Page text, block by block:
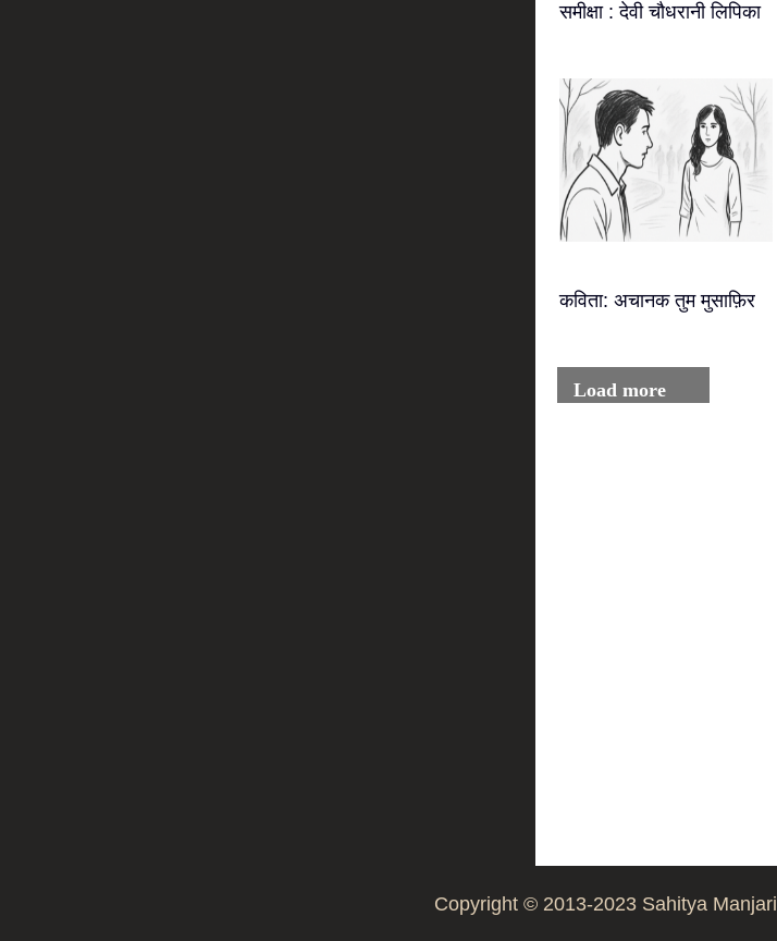
समीक्षा : देवी चौधरानी लिपिका
कविता: अचानक तुम मुसाफ़िर
Load more
Copyright © 2013-2023 Sahitya Manjari